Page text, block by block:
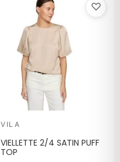
♡
VILA
VIELLETTE 2/4 SATIN PUFF
TOP